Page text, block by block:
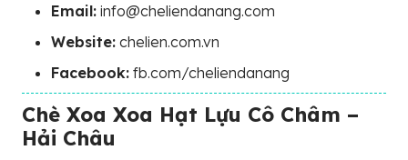
Email: info@cheliendanang.com
Website: chelien.com.vn
Facebook: fb.com/cheliendanang
Chè Xoa Xoa Hạt Lựu Cô Châm –
Hải Châu